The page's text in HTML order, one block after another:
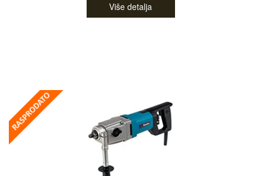
Više detalja